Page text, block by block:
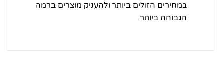
במחירים הזולים ביותר ולהעניק מוצרים ברמה
הגבוהה ביותר.